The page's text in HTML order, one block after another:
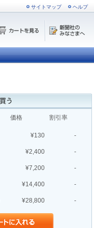
サイトマップ ヘルプ
価格 割引率
¥130 -
¥2,400 -
¥7,200 -
¥14,400 -
¥28,800 -